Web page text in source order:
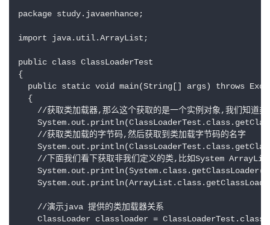
package study.javaenhance;
import java.util.ArrayList;
public class ClassLoaderTest
{
public static void main(String[] args) throws
  {
//获取类加载器,那么这个获取的是一个实例对象,我们知道
    //获取类加载的字节码,然后获取到类加载字节码的名字
//下面我们看下获取非我们定义的类,比如System
    //演示java 提供的类加载器关系
ClassLoader classloader =